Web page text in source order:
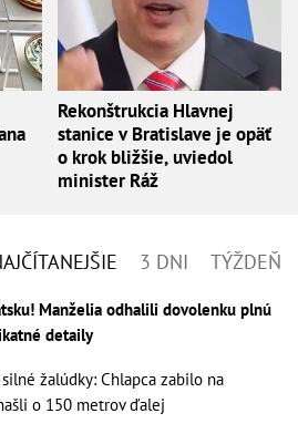
Rekonštrukcia Hlavnej
stanice v Bratislave je opäť
o krok bližšie, uviedol
minister Ráž
3 DNI TÝŽDEŇ
Manželia odhalili dovolenku plnú
detaily
žalúdky: Chlapca zabilo na
o 150 metrov ďalej